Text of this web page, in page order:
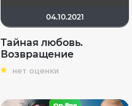
04.10.2021
Тайная любовь.
Возвращение
нет оценки